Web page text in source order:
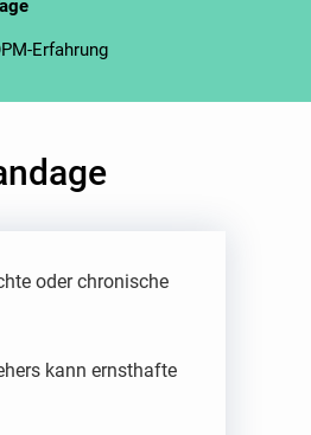
Erfahrung
oder chronische
kann ernsthafte